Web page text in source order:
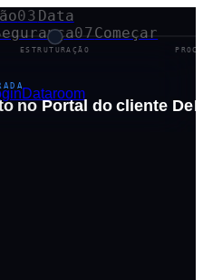
03 Data
07Começar
Dataroom
ESTRUTURAÇÃO
noPortal do cliente